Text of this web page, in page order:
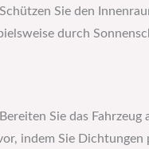
Sie den
durch
Sie das
indem Sie Dichtungen